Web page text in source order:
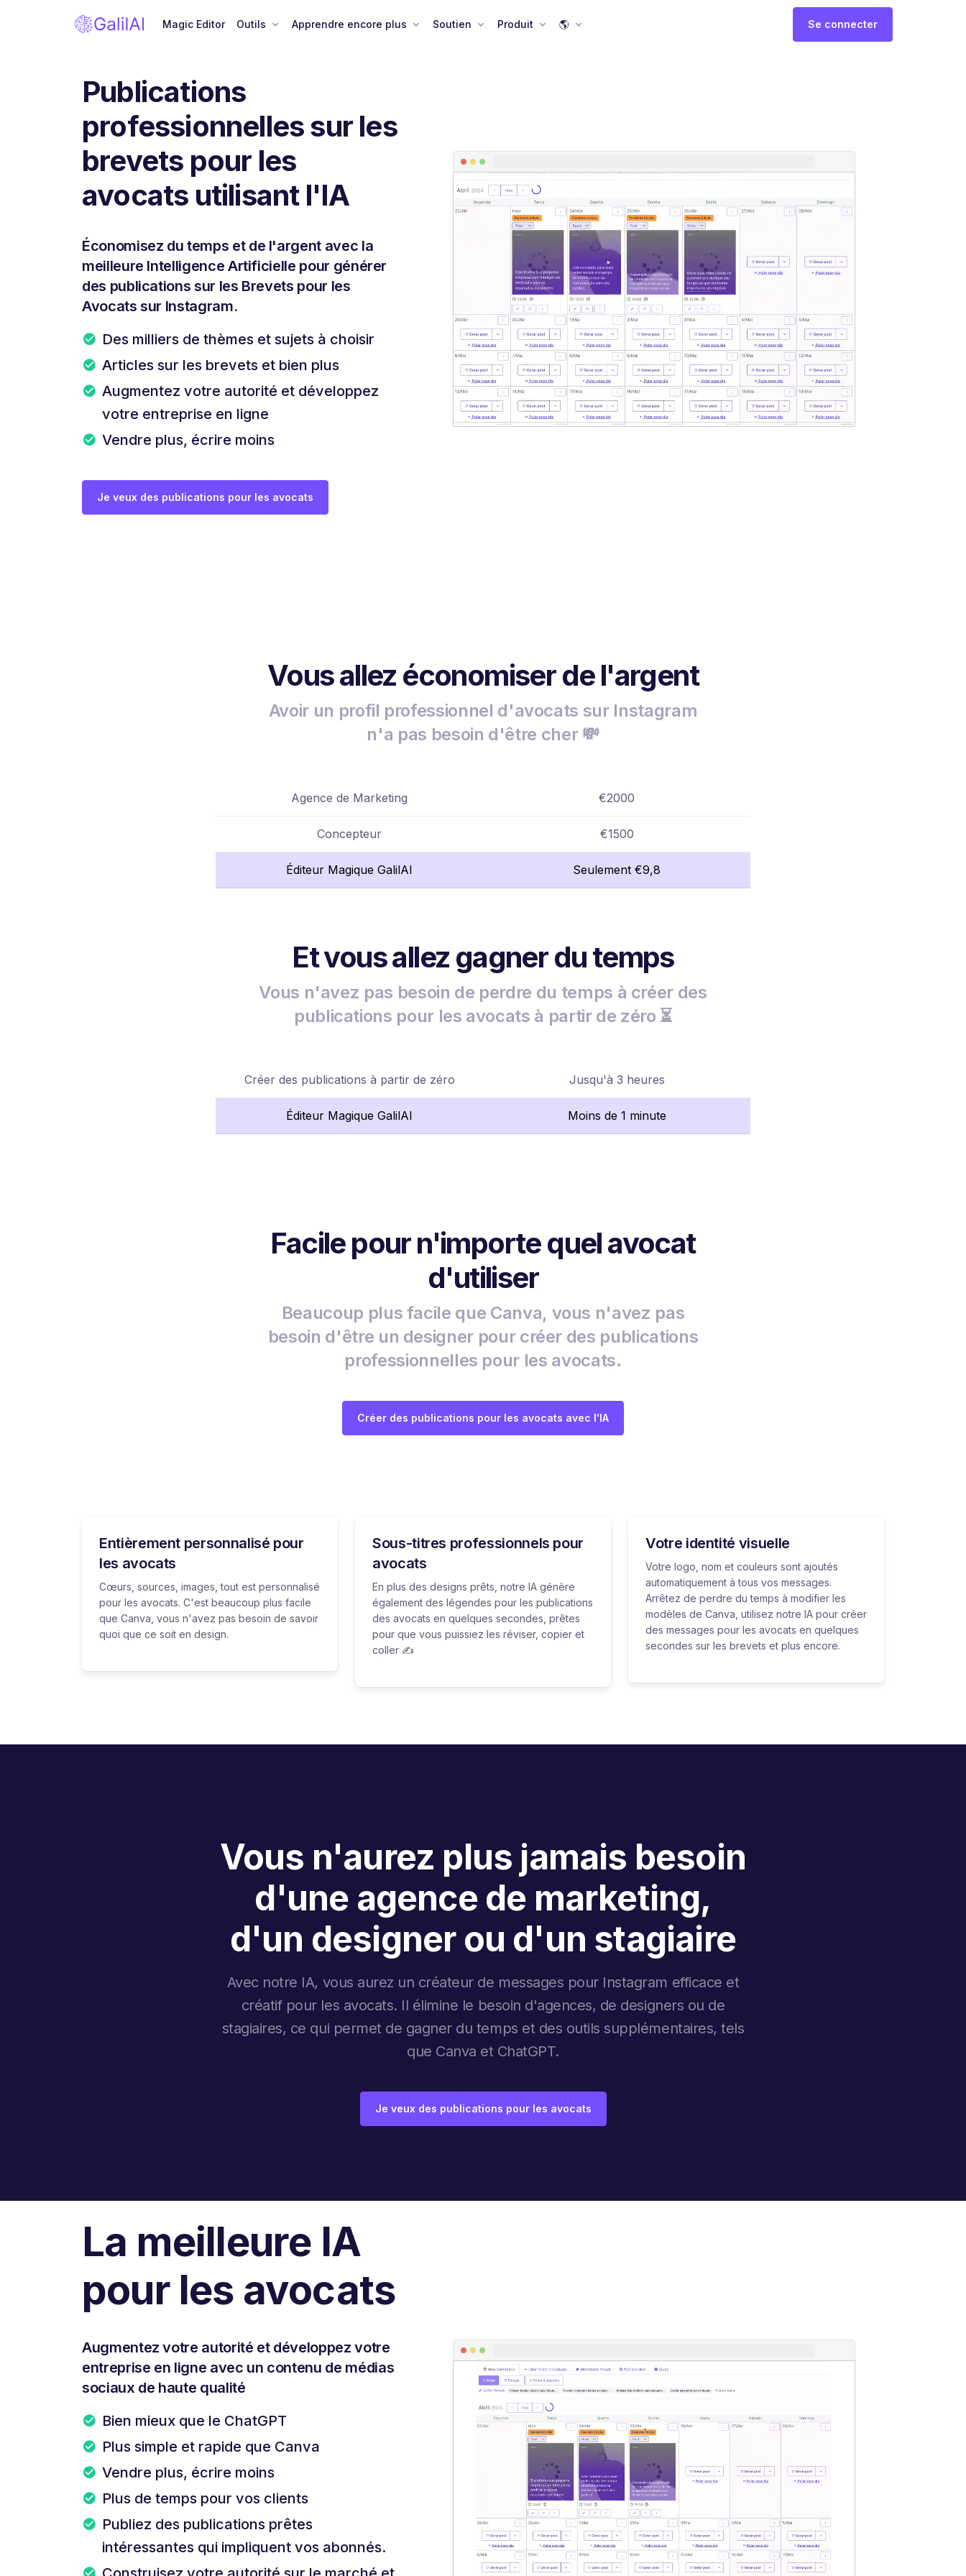
Magic Editor Outils Apprendre encore plus Soutien Produit 🌎 Se connecter
Publications
professionnelles sur les
brevets pour les
avocats utilisant l'IA
Économisez du temps et de l'argent avec la
meilleure Intelligence Artificielle pour générer
des publications sur les Brevets pour les
Avocats sur Instagram.
Des milliers de thèmes et sujets à choisir
Articles sur les brevets et bien plus
Augmentez votre autorité et développez
votre entreprise en ligne
Vendre plus, écrire moins
Je veux des publications pour les avocats
Vous allez économiser de l'argent
Avoir un profil professionnel d'avocats sur Instagram
n'a pas besoin d'être cher 💸
Agence de Marketing €2000
Concepteur €1500
Éditeur Magique GalilAI Seulement €9,8
Et vous allez gagner du temps
Vous n'avez pas besoin de perdre du temps à créer des
publications pour les avocats à partir de zéro ⏳
Créer des publications à partir de zéro Jusqu'à 3 heures
Éditeur Magique GalilAI Moins de 1 minute
Facile pour n'importe quel avocat
d'utiliser
Beaucoup plus facile que Canva, vous n'avez pas
besoin d'être un designer pour créer des publications
professionnelles pour les avocats.
Créer des publications pour les avocats avec l'IA
Entièrement personnalisé pour
les avocats
Cœurs, sources, images, tout est personnalisé
pour les avocats. C'est beaucoup plus facile
que Canva, vous n'avez pas besoin de savoir
quoi que ce soit en design.
Sous-titres professionnels pour
avocats
En plus des designs prêts, notre IA génère
également des légendes pour les publications
des avocats en quelques secondes, prêtes
pour que vous puissiez les réviser, copier et
coller ✍️
Votre identité visuelle
Votre logo, nom et couleurs sont ajoutés
automatiquement à tous vos messages.
Arrêtez de perdre du temps à modifier les
modèles de Canva, utilisez notre IA pour créer
des messages pour les avocats en quelques
secondes sur les brevets et plus encore.
Vous n'aurez plus jamais besoin
d'une agence de marketing,
d'un designer ou d'un stagiaire
Avec notre IA, vous aurez un créateur de messages pour Instagram efficace et
créatif pour les avocats. Il élimine le besoin d'agences, de designers ou de
stagiaires, ce qui permet de gagner du temps et des outils supplémentaires, tels
que Canva et ChatGPT.
Je veux des publications pour les avocats
La meilleure IA
pour les avocats
Augmentez votre autorité et développez votre
entreprise en ligne avec un contenu de médias
sociaux de haute qualité
Bien mieux que le ChatGPT
Plus simple et rapide que Canva
Vendre plus, écrire moins
Plus de temps pour vos clients
Publiez des publications prêtes
intéressantes qui impliquent vos abonnés.